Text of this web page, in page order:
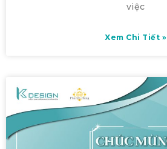
việc
Xem Chi Tiết »